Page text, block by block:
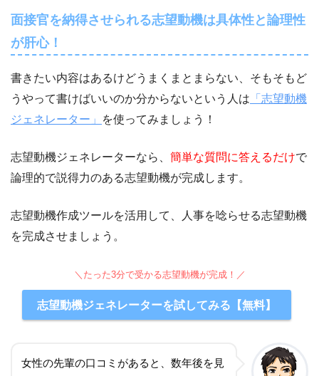
面接官を納得させられる志望動機は具体性と論理性
が肝心！
書きたい内容はあるけどうまくまとまらない、そもそもど
うやって書けばいいのか分からないという人は 「志望動機
ジェネレーター」
を使ってみましょう！
志望動機ジェネレーターなら、 簡単な質問に答えるだけで
論理的で説得力のある志望動機が完成します。
志望動機作成ツールを活用して、人事を唸らせる志望動機
を完成させましょう。
＼たった3分で受かる志望動機が完成！／
志望動機ジェネレーターを試してみる【無料】
女性の先輩の口コミがあると、数年後を見